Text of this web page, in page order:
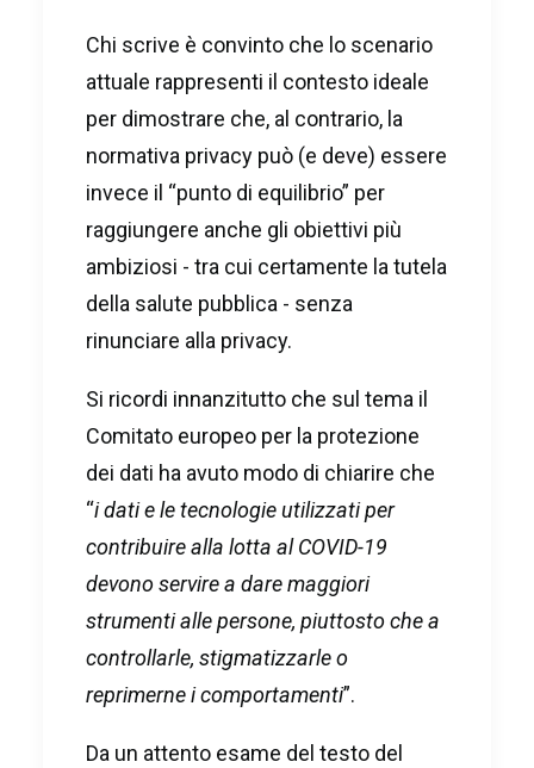
Chi scrive è convinto che lo scenario
attuale rappresenti il contesto ideale
per dimostrare che, al contrario, la
normativa privacy può (e deve) essere
invece il “punto di equilibrio” per
raggiungere anche gli obiettivi più
ambiziosi - tra cui certamente la tutela
della salute pubblica - senza
rinunciare alla privacy.
Si ricordi innanzitutto che sul tema il
Comitato europeo per la protezione
dei dati ha avuto modo di chiarire che
“i dati e le tecnologie utilizzati per
contribuire alla lotta al COVID-19
devono servire a dare maggiori
strumenti alle persone, piuttosto che a
controllarle, stigmatizzarle o
reprimerne i comportamenti”.
Da un attento esame del testo del